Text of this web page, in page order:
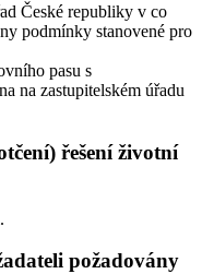
České republiky v co
podmínky stanovené pro
pasu s
na zastupitelském úřadu
řešení životní
požadovány